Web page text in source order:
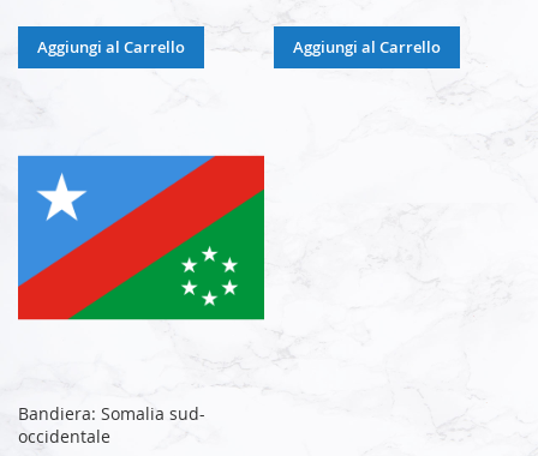
Aggiungi al Carrello Aggiungi al Carrello
Bandiera: Somalia sud-
occidentale